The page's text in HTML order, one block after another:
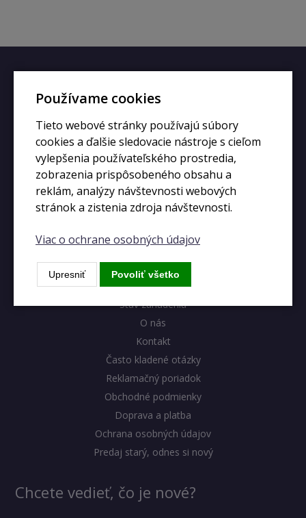
+420 728 633 166
info@kupiphone.cz
Výhody eshopu
Blog
Stav zariadenia
O nás
Kontakt
Často kladené otázky
Reklamačný poriadok
Obchodné podmienky
Doprava a platba
Ochrana osobných údajov
Predaj starý, odnes si nový
Chcete vedieť, čo je nové?
Používame cookies
Tieto webové stránky používajú súbory
cookies a ďalšie sledovacie nástroje s cieľom
vylepšenia používateľského prostredia,
zobrazenia prispôsobeného obsahu a
reklám, analýzy návštevnosti webových
stránok a zistenia zdroja návštevnosti.
Viac o ochrane osobných údajov
Upresniť Povoliť všetko